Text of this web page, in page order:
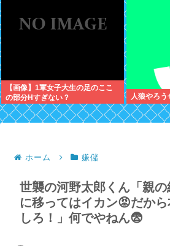
【画像】1軍女子大生の足のここ
の部分Нすぎない？
人狼やろう
ホーム 嫌儲
世襲の河野太郎くん「親
に移ってはイカン😡だか
しろ！」何でやねん😨